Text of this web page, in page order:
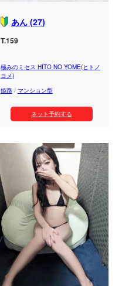
あん (27)
T.159
極みのミセス HITO NO YOME(ヒトノ
ヨメ)
姫路/ マンション型
ネット予約する